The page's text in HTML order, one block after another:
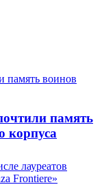
память
корпуса